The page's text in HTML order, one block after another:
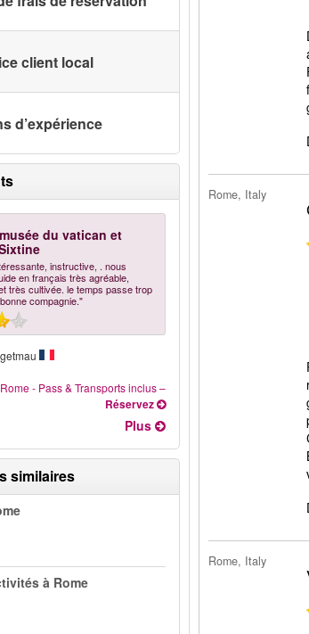
client local
d’expérience
du vatican et
instructive, . nous
en français très agréable,
très cultivée. le temps passe trop
compagnie."
- Pass & Transports inclus–
Réservez
Plus
similaires
à Rome
Rome, Italy
Rome, Italy